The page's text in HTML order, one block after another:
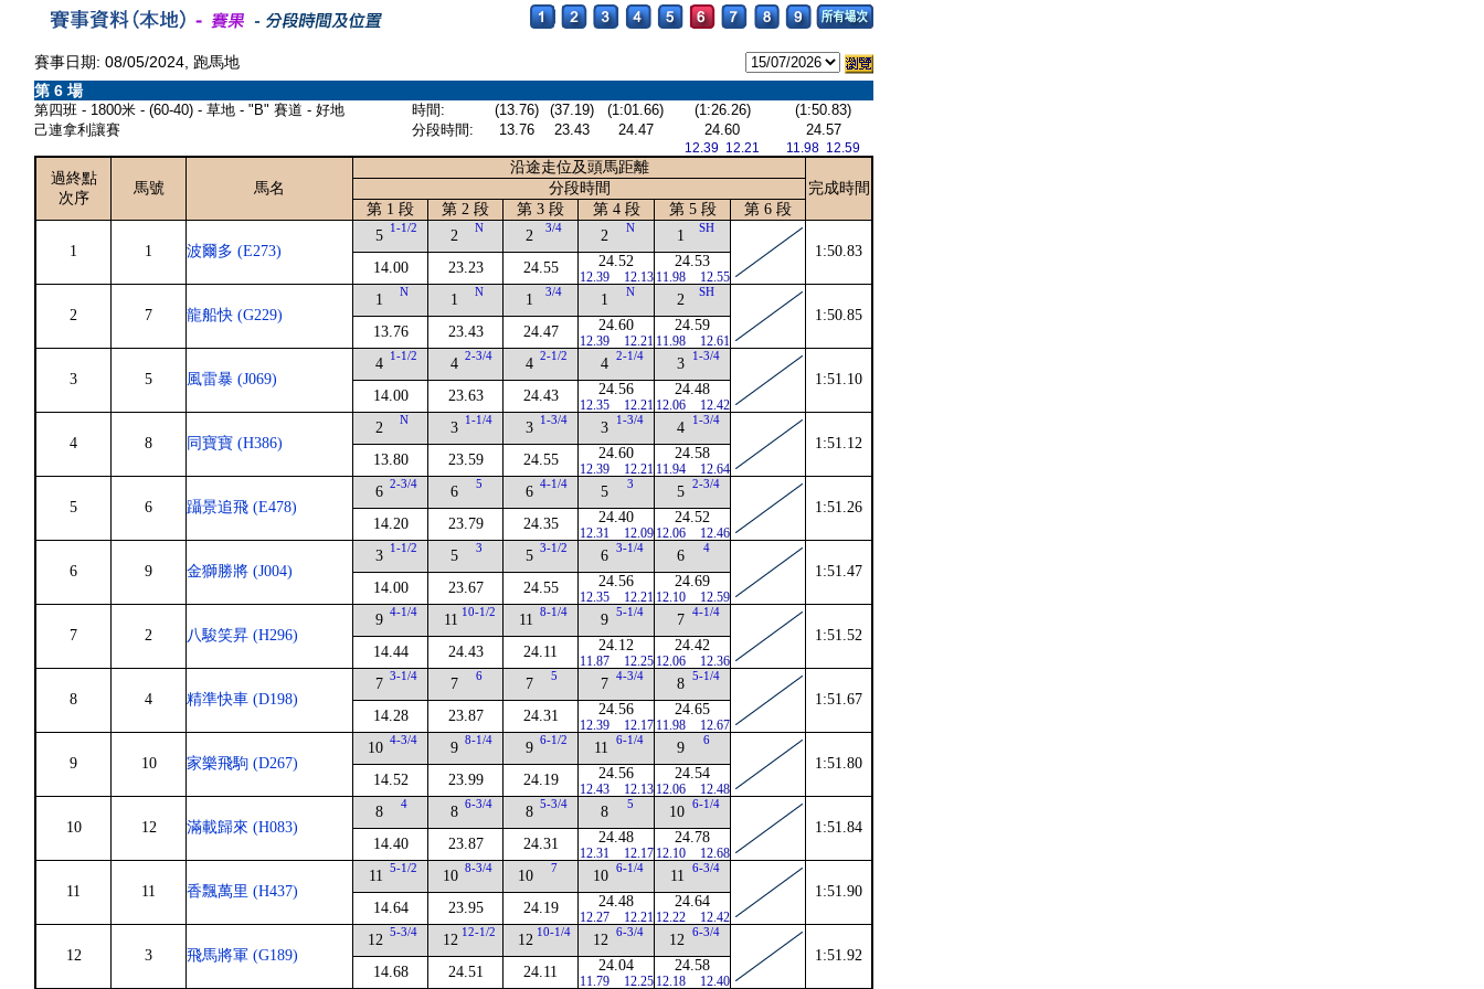
賽事日期: 08/05/2024, 跑馬地
第 6 場
第四班 - 1800米 - (60-40) - 草地 - "B" 賽道 - 好地
己連拿利讓賽
時間: (13.76) (37.19) (1:01.66) (1:26.26)
(1:50.83)
分段時間:
13.76 23.43 24.47 24.60
12.39 12.21
24.57
11.98 12.59
過終點
次序
馬號 馬名
沿途走位及頭馬距離
完成時間
分段時間
第 1 段
第 2 段 第 3 段 第 4 段 第 5 段 第 6 段
1 1 波爾多 (E273)
5 1-1/2
14.00
2 N
23.23
2 3/4
24.55
2 N
24.52
12.39 12.13
1 SH
24.53
11.98 12.55
1:50.83
2 7 龍船快 (G229)
1 N
13.76
1 N
23.43
1 3/4
24.47
1 N
24.60
12.39 12.21
2 SH
24.59
11.98 12.61
1:50.85
3 5 風雷暴 (J069)
4 1-1/2
14.00
4 2-3/4
23.63
4 2-1/2
24.43
4 2-1/4
24.56
12.35 12.21
3 1-3/4
24.48
12.06 12.42
1:51.10
4 8 同寶寶 (H386)
2 N
13.80
3 1-1/4
23.59
3 1-3/4
24.55
3 1-3/4
24.60
12.39 12.21
4 1-3/4
24.58
11.94 12.64
1:51.12
5 6 躡景追飛 (E478)
6 2-3/4
14.20
6 5
23.79
6 4-1/4
24.35
5 3
24.40
12.31 12.09
5 2-3/4
24.52
12.06 12.46
1:51.26
6 9 金獅勝將 (J004)
3 1-1/2
14.00
5 3
23.67
5 3-1/2
24.55
6 3-1/4
24.56
12.35 12.21
6 4
24.69
12.10 12.59
1:51.47
7 2 八駿笑昇 (H296)
9 4-1/4
14.44
11 10-1/2
24.43
11 8-1/4
24.11
9 5-1/4
24.12
11.87 12.25
7 4-1/4
24.42
12.06 12.36
1:51.52
8 4 精準快車 (D198)
7 3-1/4
14.28
7 6
23.87
7 5
24.31
7 4-3/4
24.56
12.39 12.17
8 5-1/4
24.65
11.98 12.67
1:51.67
9 10 家樂飛駒 (D267)
10 4-3/4
14.52
9 8-1/4
23.99
9 6-1/2
24.19
11 6-1/4
24.56
12.43 12.13
9 6
24.54
12.06 12.48
1:51.80
10 12 滿載歸來 (H083)
8 4
14.40
8 6-3/4
23.87
8 5-3/4
24.31
8 5
24.48
12.31 12.17
10 6-1/4
24.78
12.10 12.68
1:51.84
11 11 香飄萬里 (H437)
11 5-1/2
14.64
10 8-3/4
23.95
10 7
24.19
10 6-1/4
24.48
12.27 12.21
11 6-3/4
24.64
12.22 12.42
1:51.90
12 3 飛馬將軍 (G189)
12 5-3/4
14.68
12 12-1/2
24.51
12 10-1/4
24.11
12 6-3/4
24.04
11.79 12.25
12 6-3/4
24.58
12.18 12.40
1:51.92